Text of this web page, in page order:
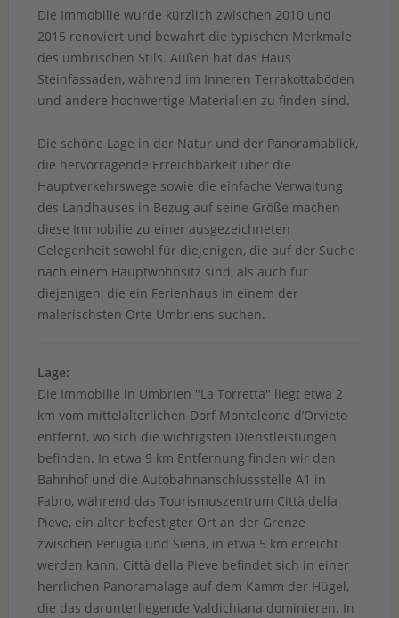
Die Immobilie wurde kürzlich zwischen 2010 und
2015 renoviert und bewahrt die typischen Merkmale
des umbrischen Stils. Außen hat das Haus
Steinfassaden, während im Inneren Terrakottaböden
und andere hochwertige Materialien zu finden sind.
Die schöne Lage in der Natur und der Panoramablick,
die hervorragende Erreichbarkeit über die
Hauptverkehrswege sowie die einfache Verwaltung
des Landhauses in Bezug auf seine Größe machen
diese Immobilie zu einer ausgezeichneten
Gelegenheit sowohl für diejenigen, die auf der Suche
nach einem Hauptwohnsitz sind, als auch für
diejenigen, die ein Ferienhaus in einem der
malerischsten Orte Umbriens suchen.
Lage:
Die Immobilie in Umbrien "La Torretta" liegt etwa 2
km vom mittelalterlichen Dorf Monteleone d’Orvieto
entfernt, wo sich die wichtigsten Dienstleistungen
befinden. In etwa 9 km Entfernung finden wir den
Bahnhof und die Autobahnanschlussstelle A1 in
Fabro, während das Tourismuszentrum Città della
Pieve, ein alter befestigter Ort an der Grenze
zwischen Perugia und Siena, in etwa 5 km erreicht
werden kann. Città della Pieve befindet sich in einer
herrlichen Panoramalage auf dem Kamm der Hügel,
die das darunterliegende Valdichiana dominieren. In